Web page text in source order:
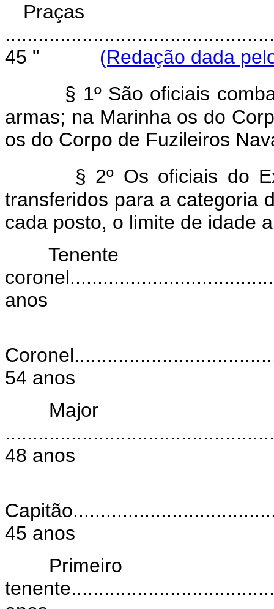
Praças
45 " (Redação dada
§ 1º São oficiais
armas; na Marinha os do
os do Corpo de Fuzileiros
§ 2º Os oficiais do
transferidos para a categoria
cada posto, o limite de idade
Tenente
anos
54 anos
Major
48 anos
45 anos
Primeiro